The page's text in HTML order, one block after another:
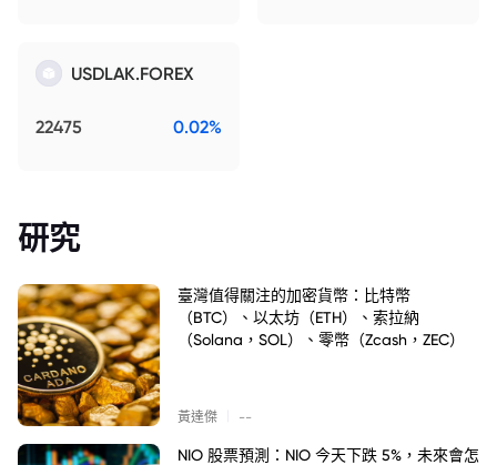
USDLAK.FOREX
22475 0.02%
研究
臺灣值得關注的加密貨幣：比特幣
（BTC）、以太坊（ETH）、索拉納
（Solana，SOL）、零幣（Zcash，ZEC）
黃達傑 --
NIO 股票預測：NIO 今天下跌 5%，未來會怎